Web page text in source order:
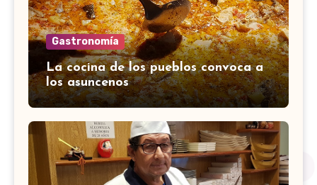
Gastronomía
La cocina de los pueblos convoca a
los asuncenos